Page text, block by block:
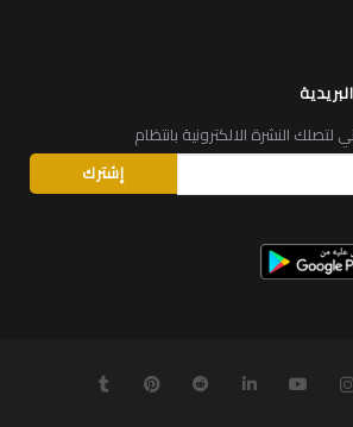
لتصلك النشرة الالكترونية بانتظام